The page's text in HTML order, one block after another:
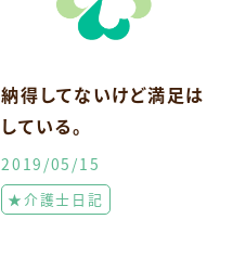
納得してないけど満足は
している。
2019/05/15
★介護士日記